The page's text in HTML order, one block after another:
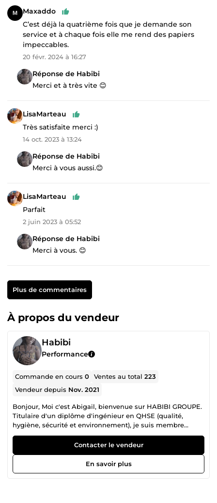
Maxaddo
C’est déjà la quatrième fois que je demande son
service et à chaque fois elle me rend des papiers
impeccables.
20 févr. 2024 à 16:27
Réponse de Habibi
Merci et à très vite 😊
LisaMarteau
Très satisfaite merci :)
14 oct. 2023 à 13:24
Réponse de Habibi
Merci à vous aussi.😊
LisaMarteau
Parfait
2 juin 2023 à 05:52
Réponse de Habibi
Merci à vous. 😊
Plus de commentaires
À propos du vendeur
Habibi
Performance
Commande en cours0 Ventes au total223
Vendeur depuis Nov. 2021
Bonjour, Moi c'est Abigail, bienvenue sur HABIBI GROUPE.
Titulaire d'un diplôme d'ingénieur en QHSE (qualité,
hygiène, sécurité et environnement), je suis membre
fondatrice du groupe HABIBI . Le groupe est constitué
d'un ensemble de professionnels expérimentés et
qualifiés dans leurs domaines respectifs. Nous mettons à
votre disposition notre savoir faire afin de vous
accompagner, dans la réalisation de vos tâches
Contacter le vendeur
En savoir plus